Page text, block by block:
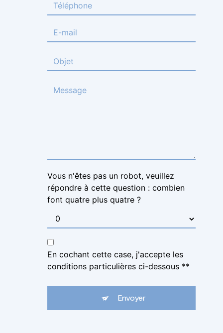
Vous n'êtes pas un robot, veuillez
répondre à cette question : combien
font quatre plus quatre ?
En cochant cette case, j'accepte les
conditions particulières ci-dessous **
Envoyer